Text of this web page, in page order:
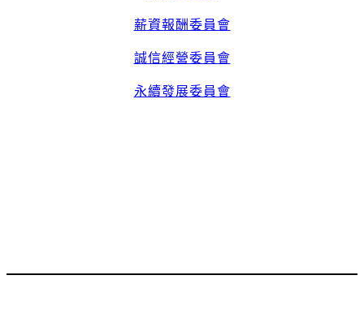
薪資報酬委員會
誠信經營委員會
永續發展委員會